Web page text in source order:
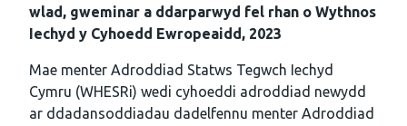
wlad, gweminar a ddarparwyd fel rhan o Wythnos
Iechyd y Cyhoedd Ewropeaidd, 2023
Mae menter Adroddiad Statws Tegwch Iechyd
Cymru (WHESRi) wedi cyhoeddi adroddiad newydd
ar ddadansoddiadau dadelfennu menter Adroddiad